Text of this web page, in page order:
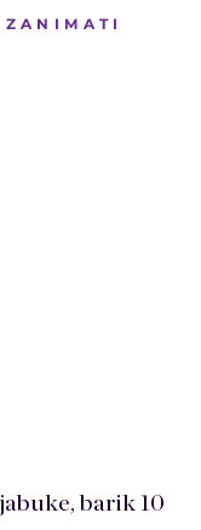
barik 10